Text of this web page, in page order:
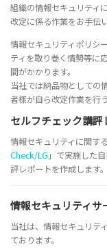
組織の情報セキュリティ
改定に係る作業をお手伝
情報セキュリティポリシ
ティを取り巻く情勢等に
間がかかります。
当社では納品物としての
者様が自ら改定作業を行
セルフチェック講評
情報セキュリティに関す
Check/LG 」で実施した
評レポートを作成します。
情報セキュリティサ
当社は、情報セキュリテ
ております。